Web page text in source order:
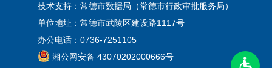
技术支持：常德市数据局（常德市行政审批服务局）
单位地址：常德市武陵区建设路1117号
办公电话：0736-7251105
湘公网安备 43070202000666号